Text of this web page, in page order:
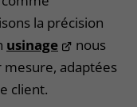
la précision
usinage
nous
adaptées
client.